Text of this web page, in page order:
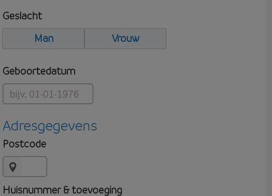
Geslacht
Man
Vrouw
Geboortedatum
Adresgegevens
Postcode
Huisnummer & toevoeging